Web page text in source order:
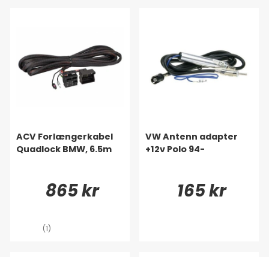
ACV Forlængerkabel
Quadlock BMW, 6.5m
865 kr
(1)
VW Antenn adapter
+12v Polo 94-
165 kr